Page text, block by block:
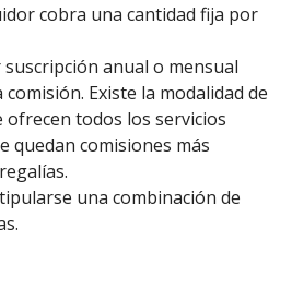
cobra una cantidad fija por
anual o mensual
Existe la modalidad de
todos los servicios
quedan comisiones más
una combinación de